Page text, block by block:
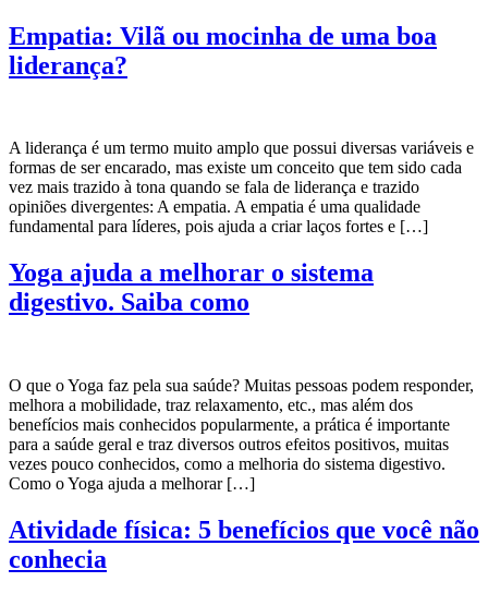
Empatia: Vilã ou mocinha de uma boa
liderança?
A liderança é um termo muito amplo que possui diversas variáveis e
formas de ser encarado, mas existe um conceito que tem sido cada
vez mais trazido à tona quando se fala de liderança e trazido
opiniões divergentes: A empatia. A empatia é uma qualidade
fundamental para líderes, pois ajuda a criar laços fortes e […]
Yoga ajuda a melhorar o sistema
digestivo. Saiba como
O que o Yoga faz pela sua saúde? Muitas pessoas podem responder,
melhora a mobilidade, traz relaxamento, etc., mas além dos
benefícios mais conhecidos popularmente, a prática é importante
para a saúde geral e traz diversos outros efeitos positivos, muitas
vezes pouco conhecidos, como a melhoria do sistema digestivo.
Como o Yoga ajuda a melhorar […]
Atividade física: 5 benefícios que você não
conhecia